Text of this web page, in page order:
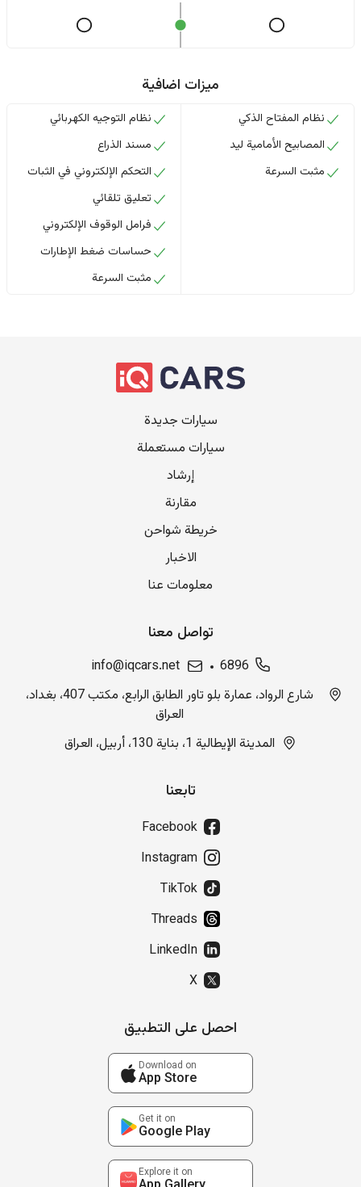
ميزات اضافية
نظام المفتاح الذكي
المصابيح الأمامية ليد
مثبت السرعة
نظام التوجيه الكهربائي
مسند الذراع
التحكم الإلكتروني في الثبات
تعليق تلقائي
فرامل الوقوف الإلكتروني
حساسات ضغط الإطارات
مثبت السرعة
سيارات جديدة
سيارات مستعملة
إرشاد
مقارنة
خريطة شواحن
الاخبار
معلومات عنا
تواصل معنا
6896
info@iqcars.net
شارع الرواد، عمارة بلو تاور الطابق الرابع، مكتب 407، بغداد،
العراق
المدينة الإيطالية 1، بناية 130، أربيل، العراق
تابعنا
Facebook
Instagram
TikTok
Threads
LinkedIn
X
احصل على التطبيق
Download on
App Store
Get it on
Google Play
Explore it on